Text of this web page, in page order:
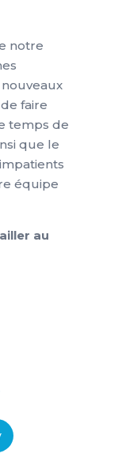
notre
faire
temps de
que le
équipe
au